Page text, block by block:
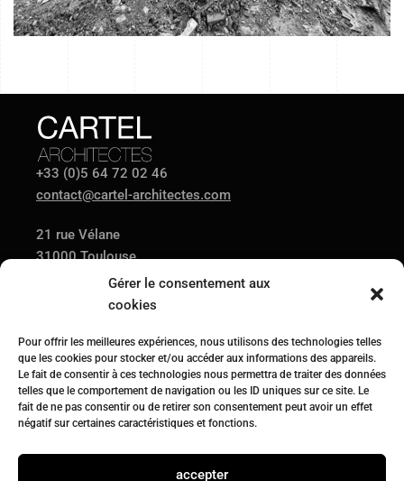
Gérer le consentement aux
cookies
Pour offrir les meilleures expériences, nous utilisons des technologies telles
que les cookies pour stocker et/ou accéder aux informations des appareils.
Le fait de consentir à ces technologies nous permettra de traiter des données
telles que le comportement de navigation ou les ID uniques sur ce site. Le
fait de ne pas consentir ou de retirer son consentement peut avoir un effet
négatif sur certaines caractéristiques et fonctions.
accepter
+33 (0)5 64 72 02 46
contact@cartel-architectes.com
21 rue Vélane
31000 Toulouse
CONTACT
Suivez-nous sur